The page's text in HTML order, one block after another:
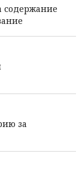
содержание
за